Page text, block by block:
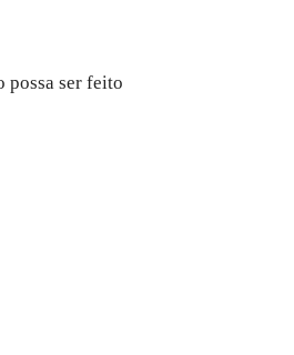
possa ser feito